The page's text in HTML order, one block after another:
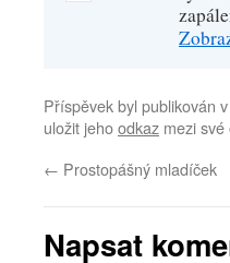
Příspěvek byl publikován
uložit jehoodkaz mezi své
← Prostopášný mladíček
Napsat